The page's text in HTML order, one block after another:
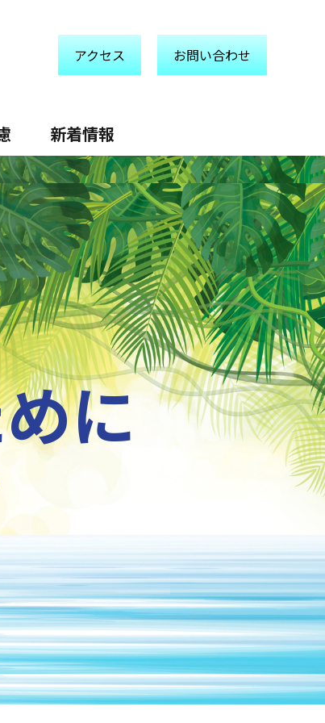
アクセス お問い合わせ
新着情報
に